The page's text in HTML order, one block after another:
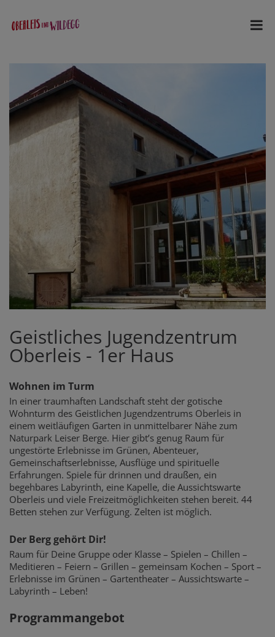
Geistliches Jugendzentrum
Oberleis - 1er Haus
Wohnen im Turm
In einer traumhaften Landschaft steht der gotische
Wohnturm des Geistlichen Jugendzentrums Oberleis in
einem weitläufigen Garten in unmittelbarer Nähe zum
Naturpark Leiser Berge. Hier gibt’s genug Raum für
ungestörte Erlebnisse im Grünen, Abenteuer,
Gemeinschaftserlebnisse, Ausflüge und spirituelle
Erfahrungen. Spiele für drinnen und draußen, ein
begehbares Labyrinth, eine Kapelle, die Aussichtswarte
Oberleis und viele Freizeitmöglichkeiten stehen bereit. 44
Betten stehen zur Verfügung. Zelten ist möglich.
Der Berg gehört Dir!
Raum für Deine Gruppe oder Klasse – Spielen – Chillen –
Meditieren – Feiern – Grillen – gemeinsam Kochen – Sport –
Erlebnisse im Grünen – Gartentheater – Aussichtswarte –
Labyrinth – Leben!
Programmangebot